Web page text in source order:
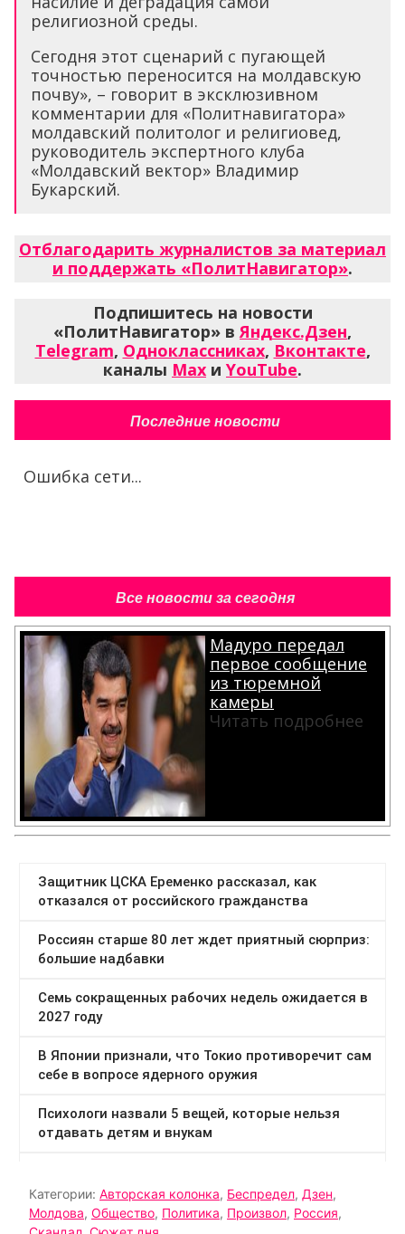
религиозной среды.
Сегодня этот сценарий с пугающей
точностью переносится на молдавскую
почву», – говорит в эксклюзивном
комментарии для «Политнавигатора»
молдавский политолог и религиовед,
руководитель экспертного клуба
«Молдавский вектор» Владимир
Букарский.
Отблагодарить журналистов за материал
и поддержать «ПолитНавигатор».
Подпишитесь на новости
«ПолитНавигатор» вЯндекс.Дзен,
Telegram, Одноклассниках, Вконтакте,
каналы Max и YouTube.
Последние новости
Ошибка сети...
Все новости за сегодня
Мадуро передал
первое сообщение
из тюремной
камеры
Читать подробнее
Категории: Авторская колонка, Беспредел, Дзен,
Молдова, Общество, Политика, Произвол, Россия,